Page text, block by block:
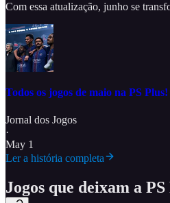
Com essa atualização, junho se
Todos os jogos de maio na PS
Jornal dos Jogos
·
May 1
Ler a história completa
Jogos que deixam a